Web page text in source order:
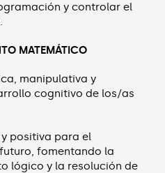
y controlar el
MATEMÁTICO
manipulativa y
cognitivo de los/as
positiva para el
fomentando la
lógico y la resolución de